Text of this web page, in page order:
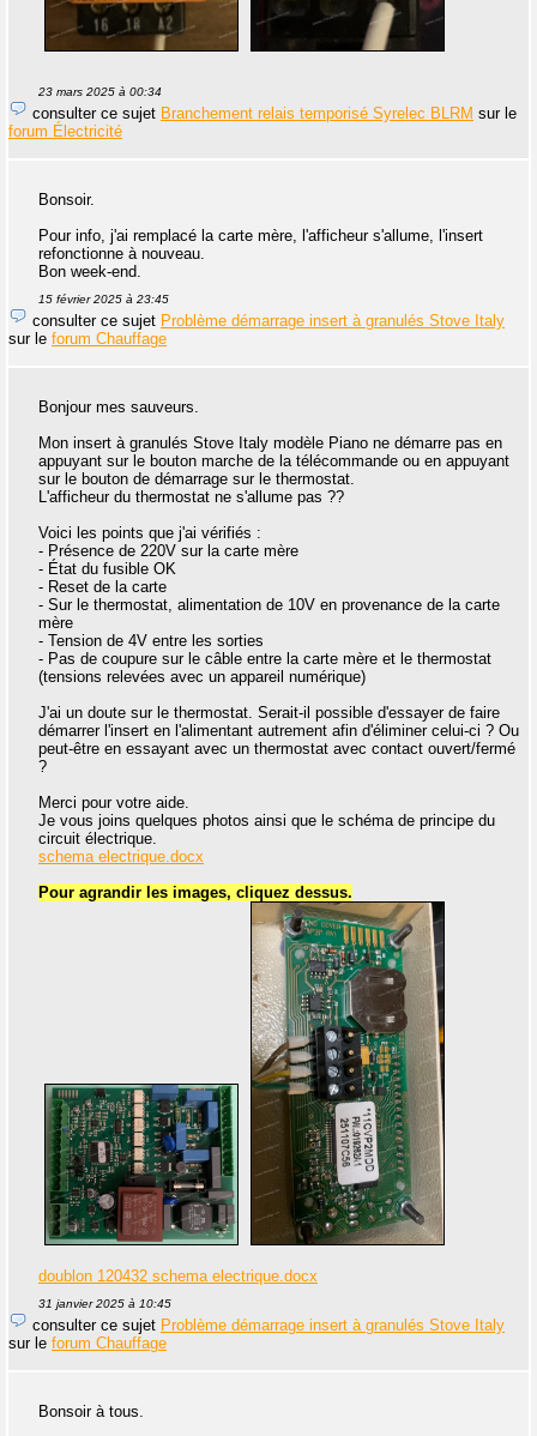
23 mars 2025 à 00:34
consulter ce sujet Branchement relais temporisé Syrelec BLRM sur le
forum Électricité
Bonsoir.
Pour info, j'ai remplacé la carte mère, l'afficheur s'allume, l'insert
refonctionne à nouveau.
Bon week-end.
15 février 2025 à 23:45
consulter ce sujet Problème démarrage insert à granulés Stove Italy
sur le forum Chauffage
Bonjour mes sauveurs.
Mon insert à granulés Stove Italy modèle Piano ne démarre pas en
appuyant sur le bouton marche de la télécommande ou en appuyant
sur le bouton de démarrage sur le thermostat.
L'afficheur du thermostat ne s'allume pas ??
Voici les points que j'ai vérifiés :
- Présence de 220V sur la carte mère
- État du fusible OK
- Reset de la carte
- Sur le thermostat, alimentation de 10V en provenance de la carte
mère
- Tension de 4V entre les sorties
- Pas de coupure sur le câble entre la carte mère et le thermostat
(tensions relevées avec un appareil numérique)
J'ai un doute sur le thermostat. Serait-il possible d'essayer de faire
démarrer l'insert en l'alimentant autrement afin d'éliminer celui-ci ? Ou
peut-être en essayant avec un thermostat avec contact ouvert/fermé
?
Merci pour votre aide.
Je vous joins quelques photos ainsi que le schéma de principe du
circuit électrique.
schema electrique.docx
Pour agrandir les images, cliquez dessus.
doublon 120432 schema electrique.docx
31 janvier 2025 à 10:45
consulter ce sujet Problème démarrage insert à granulés Stove Italy
sur le forum Chauffage
Bonsoir à tous.